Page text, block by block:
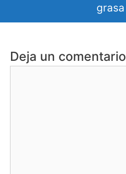
grasa
Deja un comentario